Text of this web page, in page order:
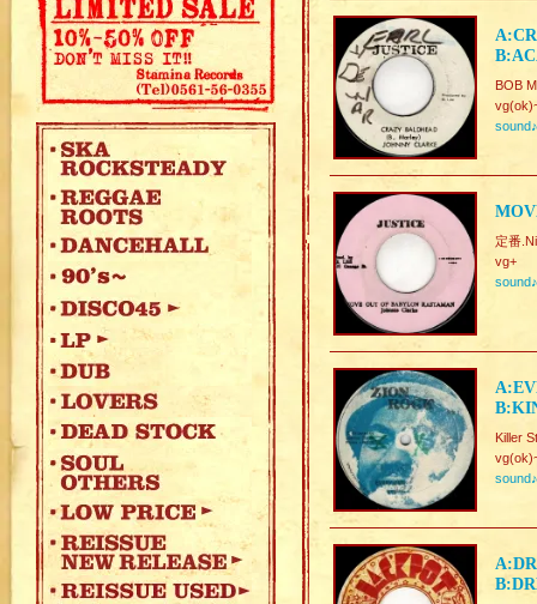
BOB
sound♪
定番
vg+
sound♪
Killer
sound♪